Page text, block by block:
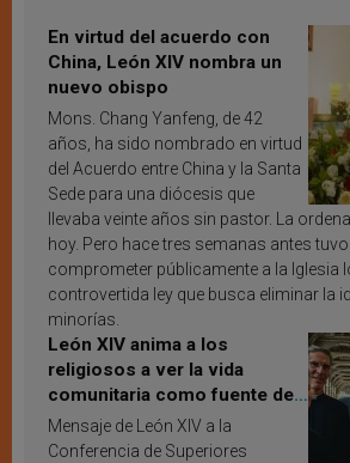
En virtud del acuerdo con
China, León XIV nombra un
nuevo obispo
Mons. Chang Yanfeng, de 42
años, ha sido nombrado en virtud
del Acuerdo entre China y la Santa
Sede para una diócesis que
llevaba veinte años sin pastor. La
hoy. Pero hace tres semanas antes
comprometer públicamente a la Iglesia
controvertida ley que busca eliminar la
minorías.
León XIV anima a los
religiosos a ver la vida
comunitaria como fuente de
inspiración y santificación
Mensaje de León XIV a la
Conferencia de Superiores